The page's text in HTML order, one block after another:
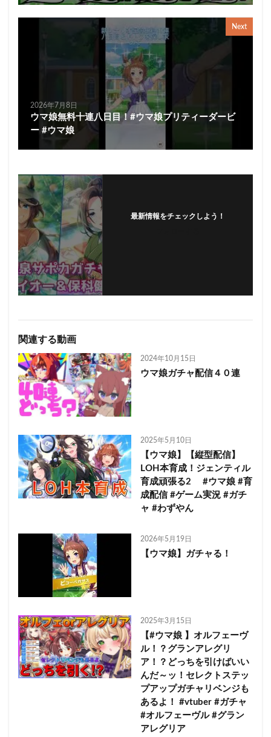
Next
2026年7月8日
ウマ娘無料十連八日目！#ウマ娘プリティーダービ
ー #ウマ娘
最新情報をチェックしよう！
関連する動画
2024年10月15日
ウマ娘ガチャ配信４０連
2025年5月10日
【ウマ娘】【縦型配信】
LOH本育成！ジェンティル
育成頑張る2 #ウマ娘 #育
成配信 #ゲーム実況 #ガチ
ャ #わずやん
2026年5月19日
【ウマ娘】ガチャる！
2025年3月15日
【#ウマ娘 】オルフェーヴ
ル！？グランアレグリ
ア！？どっちを引けばいい
んだ～ッ！セレクトステッ
プアップガチャリベンジも
あるよ！ #vtuber #ガチャ
#オルフェーヴル #グラン
アレグリア